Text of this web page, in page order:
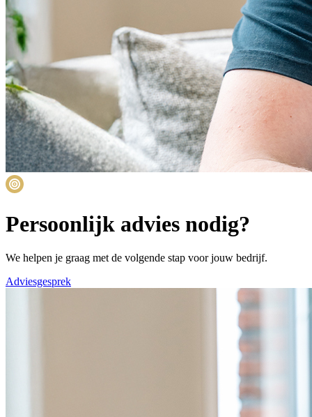
Persoonlijk advies nodig?
We helpen je graag met de volgende stap voor jouw bedrijf.
Adviesgesprek